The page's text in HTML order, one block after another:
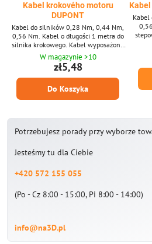
Kabel krokového motoru
DUPONT
Kabel do silników 0,28 Nm, 0,44 Nm,
0,56 Nm. Kabel o długości 1 metra do
silnika krokowego. Kabel wyposażony
jest w zaciski. Z jednej strony końcówka
pod silnik, z drugiej strony DUPONT
(głównie płyty RAMPS).
W magazynie >10
zł5,48
Do Koszyka
Potrzebujesz porady przy wyborze
Jesteśmy tu dla Ciebie
+420 572 155 055
(Po - Cz 8:00 - 15:00, Pi 8:00 - 14:00)
info@na3D.pl